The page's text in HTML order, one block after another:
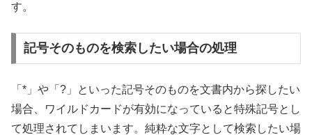
す。
記号そのものを検索したい場合の処理
「*」や「?」といった記号そのものを文書内から探したい
場合、ワイルドカードが有効になっていると特殊記号とし
て処理されてしまいます。純粋な文字として検索したい場